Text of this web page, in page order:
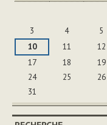
3
4 5
10
11 12
17
18 19
24
25 26
31